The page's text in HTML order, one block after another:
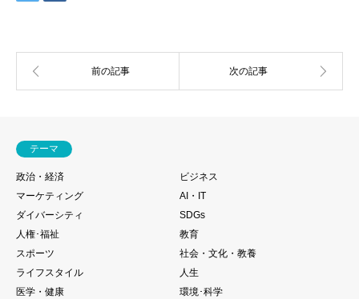
テーマ
政治・経済
ビジネス
マーケティング
AI・IT
ダイバーシティ
SDGs
人権･福祉
教育
スポーツ
社会・文化・教養
ライフスタイル
人生
医学・健康
環境･科学